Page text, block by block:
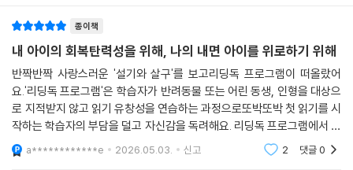
리고 있을까요?
세상에서 가장 멋진 가족 이야기
‘우린 정말 행복한 가족이야!’
『설기와 살구: 학교 가는 날』은 바쁜 할머니를 대신해 집밖으로 용감하게
나선 설기와 살구의 따뜻한 사랑을 보여 줘요. 가족이란 기꺼이 낯선 세상
으로 한 발 한 발 내딛는 사랑의 힘으로 연결된다는 사실을 알 수 있지요.
비록 공개 수업 날 할머니는 학교에 오지 못했지만, 소미는 학교에 찾아온
종이책
내 아이의 회복탄력성을 위해, 나의 내면 아이를 위로하기 위해
반짝반짝 사랑스러운 '설기와 살구'를 보고리딩독 프로그램이 떠올랐어
요.'리딩독 프로그램'은 학습자가 반려동물 또는 어린 동생, 인형을 대상으
로 지적받지 않고 읽기 유창성을 연습하는 과정으로또박또박 첫 읽기를 시
작하는 학습자의 부담을 덜고 자신감을 독려해요. 리딩독 프로그램에서 느
낄 수 있는 어린 학습자를 향한 배려심과 그 장면을 떠올리며 연상되는 몽
글함을[설기와 살
a************e 2026.05.03. 신고 2 댓글0